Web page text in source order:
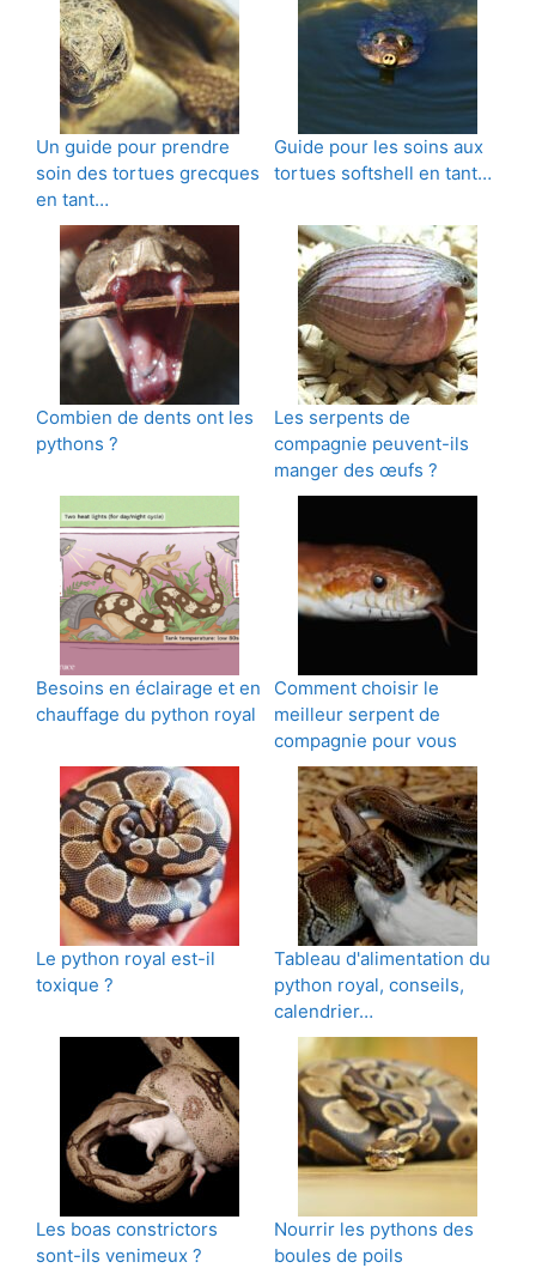
Un guide pour prendre
soin des tortues grecques
en tant…
Guide pour les soins aux
tortues softshell en tant…
Combien de dents ont les
pythons ?
Les serpents de
compagnie peuvent-ils
manger des œufs ?
Besoins en éclairage et en
chauffage du python royal
Comment choisir le
meilleur serpent de
compagnie pour vous
Le python royal est-il
toxique ?
Tableau d'alimentation du
python royal, conseils,
calendrier…
Les boas constrictors
sont-ils venimeux ?
Nourrir les pythons des
boules de poils